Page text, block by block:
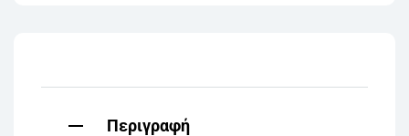
Περιγραφή